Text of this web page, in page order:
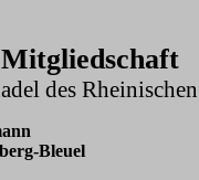
des
Bleuel